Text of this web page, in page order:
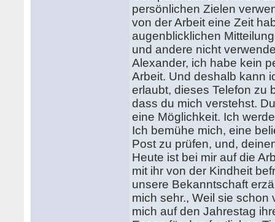
persönlichen Zielen
von der Arbeit eine Zeit
augenblicklichen
und andere nicht
Alexander, ich habe kein
Arbeit. Und deshalb kann
erlaubt, dieses Telefon zu
dass du mich verstehst.
eine Möglichkeit. Ich
Ich bemühe mich, eine
Post zu prüfen, und,
Heute ist bei mir auf die
mit ihr von der Kindheit
unsere Bekanntschaft
mich sehr., Weil sie
mich auf den Jahrestag